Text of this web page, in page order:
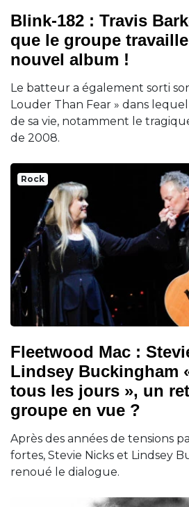
Blink-182 : Travis
que le groupe
nouvel album !
Le batteur a également sorti
Louder Than Fear » dans
de sa vie, notamment le
de 2008.
Rock
Fleetwood Mac :
Lindsey Buckingham
tous les jours », un
groupe en vue ?
Après des années de tensions
fortes, Stevie Nicks et Lindsey
renoué le dialogue.